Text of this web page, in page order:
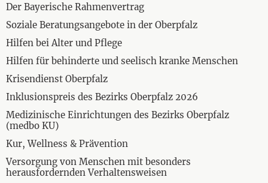
Der Bayerische Rahmenvertrag
Soziale Beratungsangebote in der Oberpfalz
Hilfen bei Alter und Pflege
Hilfen für behinderte und seelisch kranke Menschen
Krisendienst Oberpfalz
Inklusionspreis des Bezirks Oberpfalz 2026
Medizinische Einrichtungen des Bezirks Oberpfalz
(medbo KU)
Kur, Wellness & Prävention
Versorgung von Menschen mit besonders
herausfordernden Verhaltensweisen